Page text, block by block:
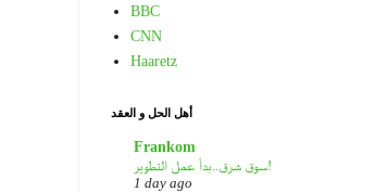
BBC
CNN
Haaretz
أهل الحل و العقد
Frankom
سوق شرق..بدأ عمل التطوير!
1 day ago